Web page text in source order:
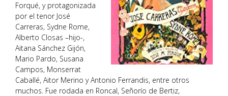
Forqué, y protagonizada
por el tenor José
Carreras, Sydne Rome,
Alberto Closas –hijo-,
Aitana Sánchez Gijón,
Mario Pardo, Susana
Campos, Monserrat
Caballé, Aitor Merino y Antonio Ferrandis, entre otros
muchos. Fue rodada en Roncal, Señorío de Bertiz,